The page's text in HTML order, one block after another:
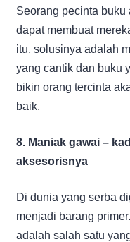
Seorang pecinta
dapat membuat
itu, solusinya adalah
yang cantik dan buku
bikin orang tercinta
baik.
8. Maniak gawai –
aksesorisnya
Di dunia yang serba
menjadi barang
adalah salah satu